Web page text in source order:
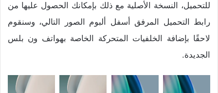
للتحميل، النسخة الأصلية مع ذلك بإمكانك الحصول عليها من
رابط التحميل المرفق أسفل ألبوم الصور التالي، وسنقوم
لاحقًا بإضافة الخلفيات المتحركة الخاصة بهواتف ون بلس
الجديدة.